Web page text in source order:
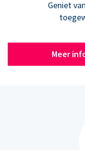
Geniet
Meer